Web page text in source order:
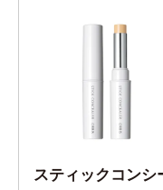
スティックコンシ